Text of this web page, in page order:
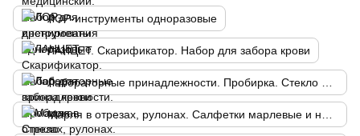
ЛОР-инструменты одноразовые
ЛАНЦЕТ. Скарификатор. Набор для забора крови